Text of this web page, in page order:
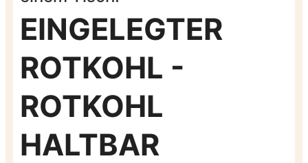
EINGELEGTER
ROTKOHL -
ROTKOHL
HALTBAR